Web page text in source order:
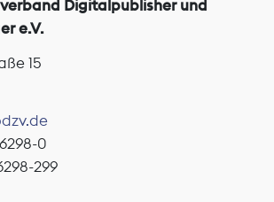
Digitalpublisher und
e.V.
15
0
299